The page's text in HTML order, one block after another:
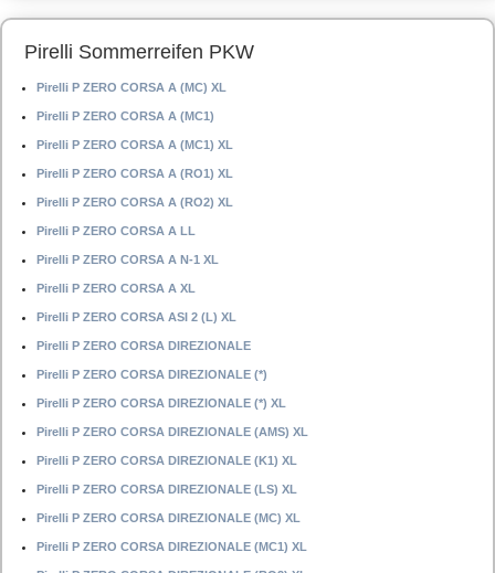
Pirelli Sommerreifen PKW
Pirelli P ZERO CORSA A (MC) XL
Pirelli P ZERO CORSA A (MC1)
Pirelli P ZERO CORSA A (MC1) XL
Pirelli P ZERO CORSA A (RO1) XL
Pirelli P ZERO CORSA A (RO2) XL
Pirelli P ZERO CORSA A LL
Pirelli P ZERO CORSA A N-1 XL
Pirelli P ZERO CORSA A XL
Pirelli P ZERO CORSA ASI 2 (L) XL
Pirelli P ZERO CORSA DIREZIONALE
Pirelli P ZERO CORSA DIREZIONALE (*)
Pirelli P ZERO CORSA DIREZIONALE (*) XL
Pirelli P ZERO CORSA DIREZIONALE (AMS) XL
Pirelli P ZERO CORSA DIREZIONALE (K1) XL
Pirelli P ZERO CORSA DIREZIONALE (LS) XL
Pirelli P ZERO CORSA DIREZIONALE (MC) XL
Pirelli P ZERO CORSA DIREZIONALE (MC1) XL